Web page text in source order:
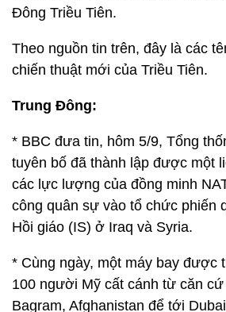
Đông Triều Tiên.
Theo nguồn tin trên, đây là các
chiến thuật mới của Triều Tiên.
Trung Đông:
* BBC đưa tin, hôm 5/9, Tổng
tuyên bố đã thành lập được một
các lực lượng của đồng minh
công quân sự vào tổ chức phiến
Hồi giáo (IS) ở Iraq và Syria.
* Cùng ngày, một máy bay được
100 người Mỹ cất cánh từ căn cứ
Bagram, Afghanistan để tới